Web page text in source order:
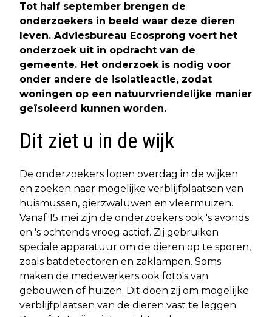
Tot half september brengen de
onderzoekers in beeld waar deze dieren
leven. Adviesbureau Ecosprong voert het
onderzoek uit in opdracht van de
gemeente. Het onderzoek is nodig voor
onder andere de isolatieactie, zodat
woningen op een natuurvriendelijke manier
geïsoleerd kunnen worden.
Dit ziet u in de wijk
De onderzoekers lopen overdag in de wijken
en zoeken naar mogelijke verblijfplaatsen van
huismussen, gierzwaluwen en vleermuizen.
Vanaf 15 mei zijn de onderzoekers ook 's avonds
en 's ochtends vroeg actief. Zij gebruiken
speciale apparatuur om de dieren op te sporen,
zoals batdetectoren en zaklampen. Soms
maken de medewerkers ook foto's van
gebouwen of huizen. Dit doen zij om mogelijke
verblijfplaatsen van de dieren vast te leggen.